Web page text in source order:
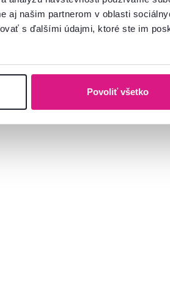
aj našim partnerom v oblasti
s ďalšími údajmi, ktoré ste im
Povoliť všetko
ERBA
12 €
8,90 € -25%